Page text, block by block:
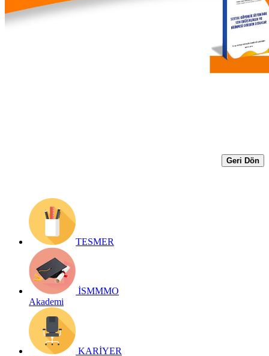
e-Kitap: Sosyal Güvenlik Sisteminde Son
Değişiklikler ve Bilinmesi Gereken
Geri Dön
TESMER
İSMMMO
Akademi
KARİYER